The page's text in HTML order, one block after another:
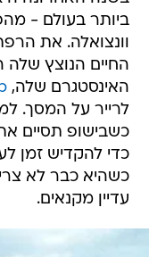
ביותר בעולם -
וונצואלה. את
החיים הנוצץ
האינסטגרם שלה,
לרייר על המסך.
כשבישופ תסיים
כדי להקדיש זמן
כשהיא כבר לא
עדיין מקנאים.